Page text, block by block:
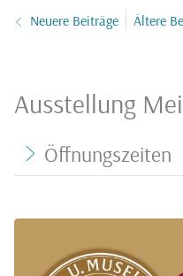
Neuere Beiträge Ältere
Ausstellung
Öffnungszeiten